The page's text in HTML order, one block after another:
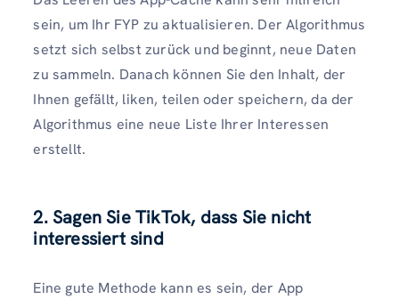
sein, um Ihr FYP zu aktualisieren. Der Algorithmus
setzt sich selbst zurück und beginnt, neue Daten
zu sammeln. Danach können Sie den Inhalt, der
Ihnen gefällt, liken, teilen oder speichern, da der
Algorithmus eine neue Liste Ihrer Interessen
erstellt.
2. Sagen Sie TikTok, dass Sie nicht
interessiert sind
Eine gute Methode kann es sein, der App